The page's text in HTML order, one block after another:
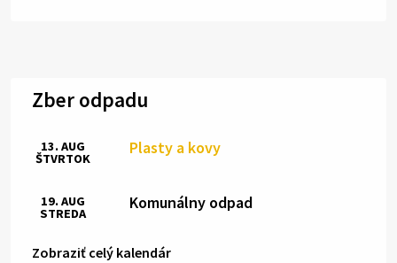
Zber odpadu
Plasty a kovy
13. AUG
ŠTVRTOK
Komunálny odpad
19. AUG
STREDA
Zobraziť celý kalendár